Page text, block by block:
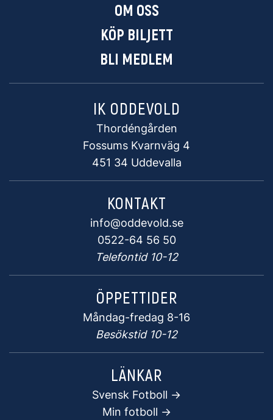
OM OSS
KÖP BILJETT
BLI MEDLEM
IK ODDEVOLD
Thordéngården
Fossums Kvarnväg 4
451 34 Uddevalla
KONTAKT
info@oddevold.se
0522-64 56 50
Telefontid 10-12
ÖPPETTIDER
Måndag-fredag 8-16
Besökstid 10-12
LÄNKAR
Svensk Fotboll ->
Min fotboll ->